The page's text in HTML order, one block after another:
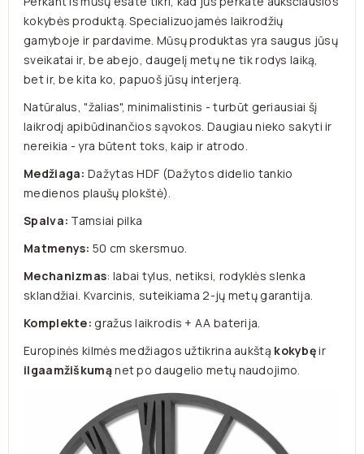
kokybės produktą. Specializuojamės laikrodžių
gamyboje ir pardavime. Mūsų produktas yra saugus jūsų
sveikatai ir, be abejo, daugelį metų ne tik rodys laiką,
bet ir, be kita ko, papuoš jūsų interjerą.
Natūralus, "žalias", minimalistinis - turbūt geriausiai šį
laikrodį apibūdinančios sąvokos. Daugiau nieko sakyti ir
nereikia - yra būtent toks, kaip ir atrodo.
Medžiaga: Dažytas HDF (Dažytos didelio tankio
medienos plaušų plokštė).
Spalva: Tamsiai pilka
Matmenys: 50 cm skersmuo.
Mechanizmas: labai tylus, netiksi, rodyklės slenka
sklandžiai. Kvarcinis, suteikiama 2-jų metų garantija.
Komplekte: gražus laikrodis + AA baterija.
Europinės kilmės medžiagos užtikrina aukštą kokybęir
ilgaamžiškumąnet po daugelio metų naudojimo.